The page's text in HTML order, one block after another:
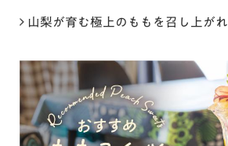
山梨が育む極上のももを召し上がれ